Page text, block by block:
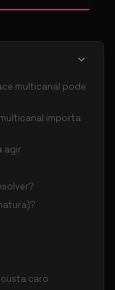
multicanal pode
importa
agir
caro